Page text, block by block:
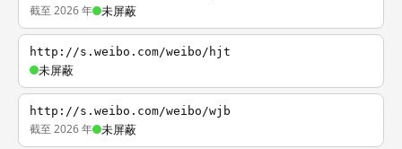
截至 2026 年 未屏蔽
http://s.weibo.com/weibo/hjt
未屏蔽
http://s.weibo.com/weibo/wjb
截至 2026 年 未屏蔽